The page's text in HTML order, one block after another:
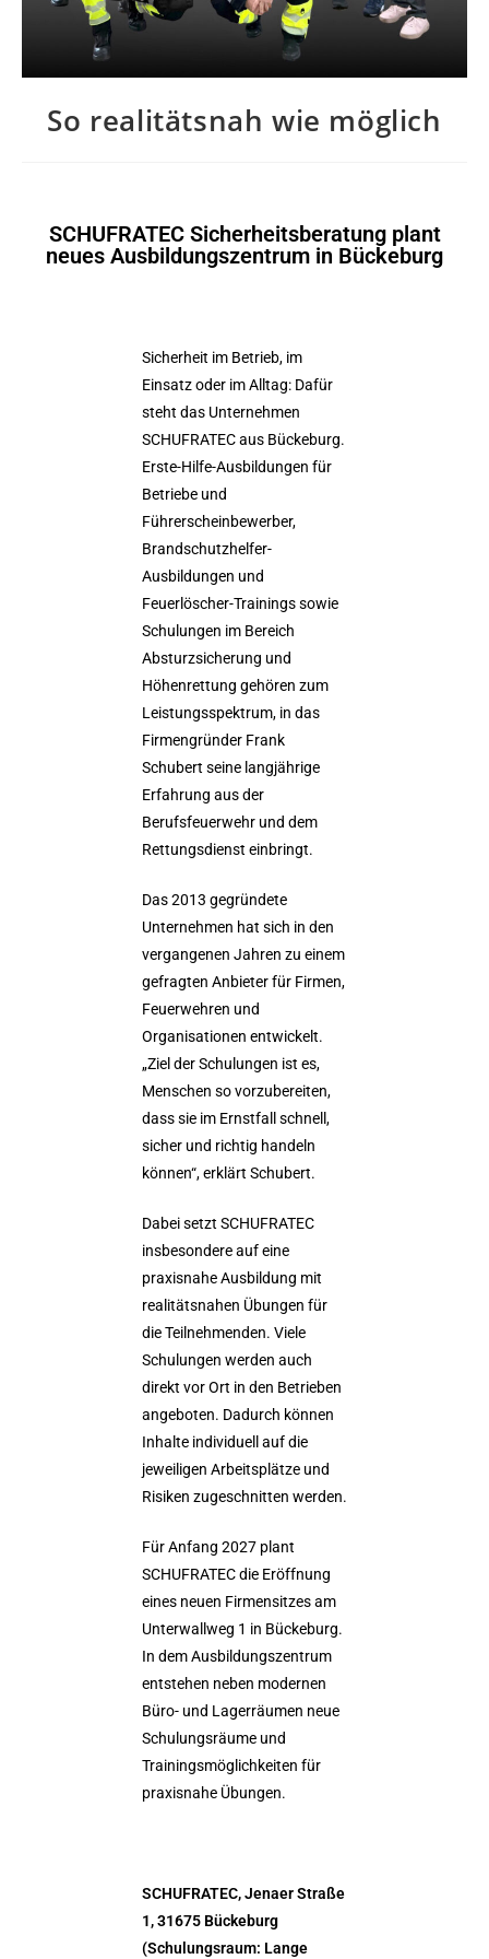
So realitätsnah wie möglich
SCHUFRATEC Sicherheitsberatung plant
neues Ausbildungszentrum in Bückeburg
Sicherheit im Betrieb, im
Einsatz oder im Alltag: Dafür
steht das Unternehmen
SCHUFRATEC aus Bückeburg.
Erste-Hilfe-Ausbildungen für
Betriebe und
Führerscheinbewerber,
Brandschutzhelfer-
Ausbildungen und
Feuerlöscher-Trainings sowie
Schulungen im Bereich
Absturzsicherung und
Höhenrettung gehören zum
Leistungsspektrum, in das
Firmengründer Frank
Schubert seine langjährige
Erfahrung aus der
Berufsfeuerwehr und dem
Rettungsdienst einbringt.
Das 2013 gegründete
Unternehmen hat sich in den
vergangenen Jahren zu einem
gefragten Anbieter für Firmen,
Feuerwehren und
Organisationen entwickelt.
„Ziel der Schulungen ist es,
Menschen so vorzubereiten,
dass sie im Ernstfall schnell,
sicher und richtig handeln
können“, erklärt Schubert.
Dabei setzt SCHUFRATEC
insbesondere auf eine
praxisnahe Ausbildung mit
realitätsnahen Übungen für
die Teilnehmenden. Viele
Schulungen werden auch
direkt vor Ort in den Betrieben
angeboten. Dadurch können
Inhalte individuell auf die
jeweiligen Arbeitsplätze und
Risiken zugeschnitten werden.
Für Anfang 2027 plant
SCHUFRATEC die Eröffnung
eines neuen Firmensitzes am
Unterwallweg 1 in Bückeburg.
In dem Ausbildungszentrum
entstehen neben modernen
Büro- und Lagerräumen neue
Schulungsräume und
Trainingsmöglichkeiten für
praxisnahe Übungen.
SCHUFRATEC, Jenaer Straße
1, 31675 Bückeburg
(Schulungsraum: Lange